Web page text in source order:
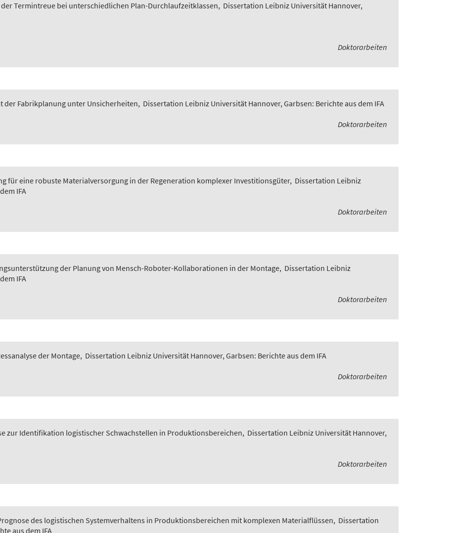
Termintreue bei unterschiedlichen Plan-Durchlaufzeitklassen, Dissertation Leibniz Universität Hannover,
Doktorarbeiten
der Fabrikplanung unter Unsicherheiten, Dissertation Leibniz Universität Hannover, Garbsen: Berichte aus dem IFA
Doktorarbeiten
für eine robuste Materialversorgung in der Regeneration komplexer Investitionsgüter, Dissertation Leibniz
IFA
Doktorarbeiten
der Planung von Mensch-Roboter-Kollaborationen in der Montage, Dissertation Leibniz
IFA
Doktorarbeiten
der Montage, Dissertation Leibniz Universität Hannover, Garbsen: Berichte aus dem IFA
Doktorarbeiten
zur Identifikation logistischer Schwachstellen in Produktionsbereichen, Dissertation Leibniz Universität Hannover,
Doktorarbeiten
des logistischen Systemverhaltens in Produktionsbereichen mit komplexen Materialflüssen, Dissertation
aus dem IFA